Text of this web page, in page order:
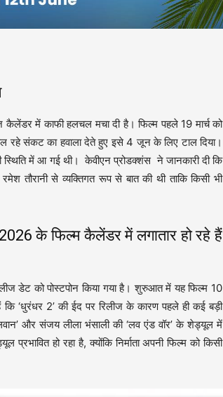
कैलेंडर में काफी हलचल मचा दी है। फिल्म पहले 19 मार्च को
रहे संकट का हवाला देते हुए इसे 4 जून के लिए टाल दिया।
में आ गई थी। केवीएन प्रोडक्शंस ने जानकारी दी कि
तौरानी से व्यक्तिगत रूप से बात की थी ताकि किसी भी
के फिल्म कैलेंडर में लगातार हो रहे हैं
डेट को पोस्टपोन किया गया है। शुरुआत में यह फिल्म 10
‘धुरंधर 2’ की ईद पर रिलीज के कारण पहले ही कई बड़ी
और संजय लीला भंसाली की ‘लव एंड वॉर’ के शेड्यूल में
हो रहा है, क्योंकि निर्माता अपनी फिल्म को किसी